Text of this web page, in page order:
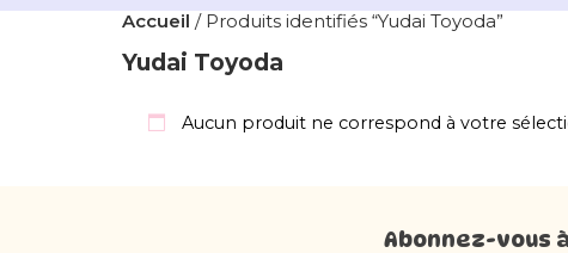
Accueil / Produits identifiés “Yudai Toyoda”
Yudai Toyoda
Aucun produit ne correspond à votre
Abonnez-vous